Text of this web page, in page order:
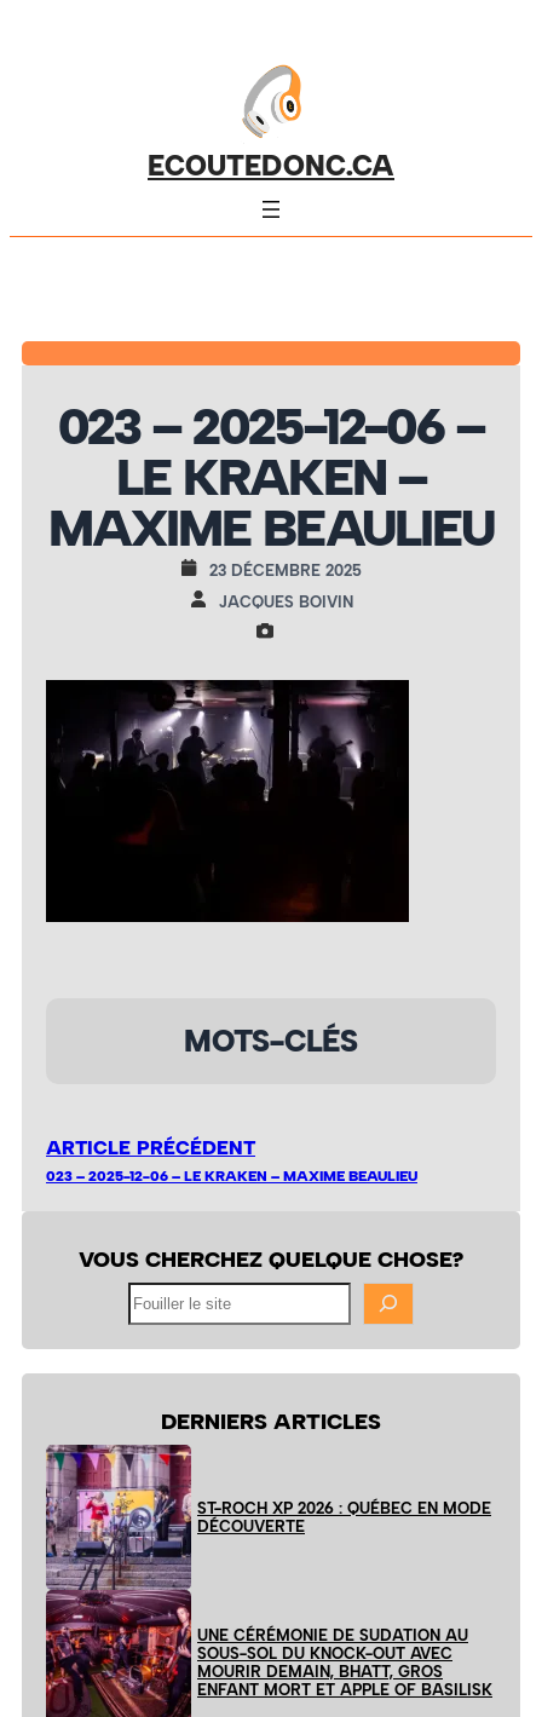
ECOUTEDONC.CA
023 – 2025-12-06 –
LE KRAKEN –
MAXIME BEAULIEU
23 DÉCEMBRE 2025
JACQUES BOIVIN
MOTS-CLÉS
ARTICLE PRÉCÉDENT
023 – 2025-12-06 – LE KRAKEN – MAXIME BEAULIEU
VOUS CHERCHEZ QUELQUE CHOSE?
DERNIERS ARTICLES
ST-ROCH XP 2026 : QUÉBEC EN MODE
DÉCOUVERTE
UNE CÉRÉMONIE DE SUDATION AU
SOUS-SOL DU KNOCK-OUT AVEC
MOURIR DEMAIN, BHATT, GROS
ENFANT MORT ET APPLE OF BASILISK